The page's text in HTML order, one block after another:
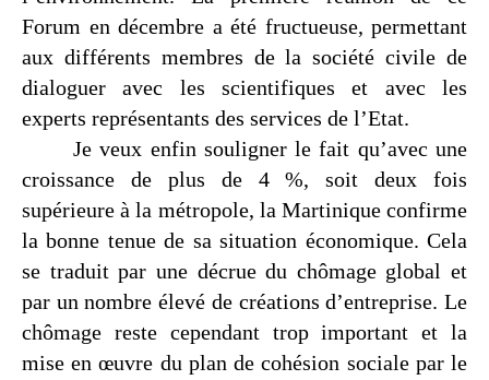
Forum en décembre a été fructueuse, permettant
aux différents membres de la société civile de
dialoguer avec les scientifiques et avec les
experts représentants des services de l’Etat.
Je veux enfin souligner le fait qu’avec une
croissance de plus de 4 %, soit deux fois
supérieure à la métropole, la Martinique confirme
la bonne tenue de sa situation économique. Cela
se traduit par une décrue du chômage global et
par un nombre élevé de créations d’entreprise. Le
chômage reste cependant trop important et la
mise en œuvre du plan de cohésion sociale par le